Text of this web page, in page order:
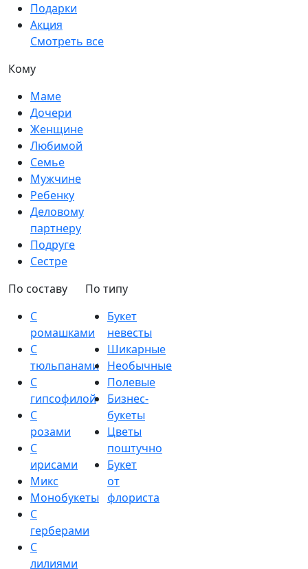
Подарки
Акция
Смотреть все
Кому
Маме
Дочери
Женщине
Любимой
Семье
Мужчине
Ребенку
Деловому
партнеру
Подруге
Сестре
По составу
С
ромашками
С
тюльпанами
С
гипсофилой
С
розами
С
ирисами
Микс
Монобукеты
С
герберами
С
лилиями
По типу
Букет
невесты
Шикарные
Необычные
Полевые
Бизнес-
букеты
Цветы
поштучно
Букет
от
флориста